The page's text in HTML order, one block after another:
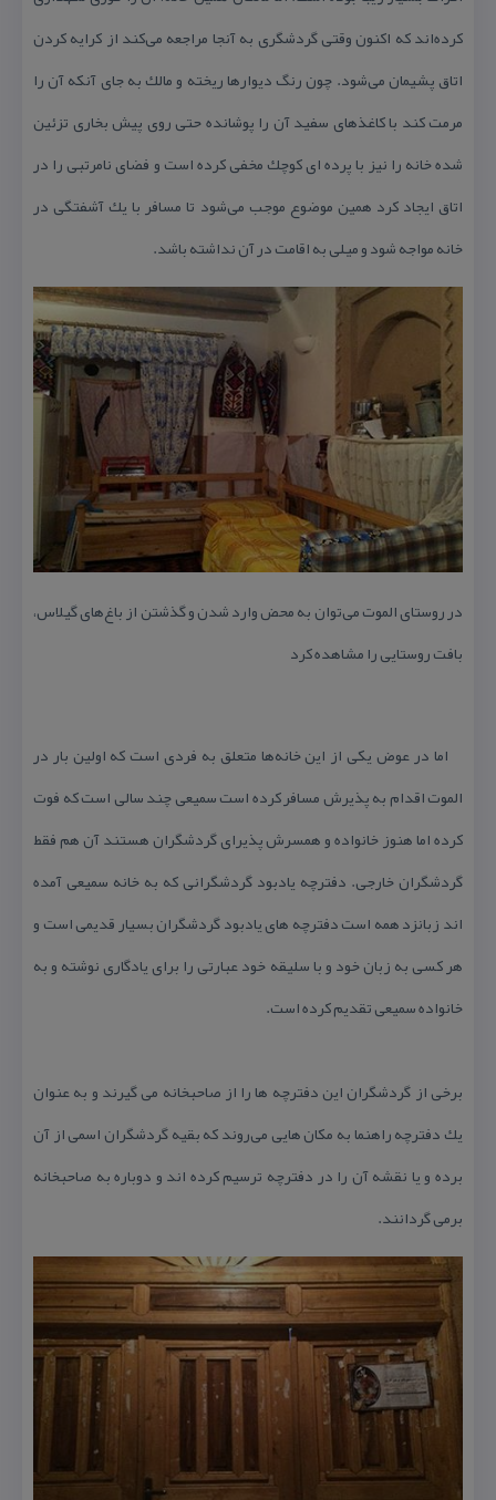
كرده‌اند كه اكنون وقتی گردشگری به آنجا مراجعه می‌كند از كرایه كردن
اتاق پشیمان می‌شود. چون رنگ دیوارها ریخته و مالك به جای آنكه آن را
مرمت كند با كاغذهای سفید آن را پوشانده حتی روی پیش بخاری تزئین
شده خانه را نیز با پرده ای كوچك مخفی كرده است و فضای نامرتبی را در
اتاق ایجاد كرد همین موضوع موجب می‌شود تا مسافر با یك آشفتگی در
خانه مواجه شود و میلی به اقامت در آن نداشته باشد.
در روستای الموت می‌توان به محض وارد شدن و گذشتن از باغ‌های گیلاس،
بافت روستایی را مشاهده كرد
اما در عوض یكی از این خانه‌ها متعلق به فردی است كه اولین بار در
الموت اقدام به پذیرش مسافر كرده است سمیعی چند سالی است كه فوت
كرده اما هنوز خانواده و همسرش پذیرای گردشگران هستند آن هم فقط
گردشگران خارجی. دفترچه یادبود گردشگرانی كه به خانه سمیعی آمده
اند زبانزد همه است دفترچه های یادبود گردشگران بسیار قدیمی است و
هر كسی به زبان خود و با سلیقه خود عبارتی را برای یادگاری نوشته و به
خانواده سمیعی تقدیم كرده است.
برخی از گردشگران این دفترچه ها را از صاحبخانه می گیرند و به عنوان
یك دفترچه راهنما به مكان هایی می‌روند كه بقیه گردشگران اسمی از آن
برده و یا نقشه آن را در دفترچه ترسیم كرده اند و دوباره به صاحبخانه
برمی گردانند.